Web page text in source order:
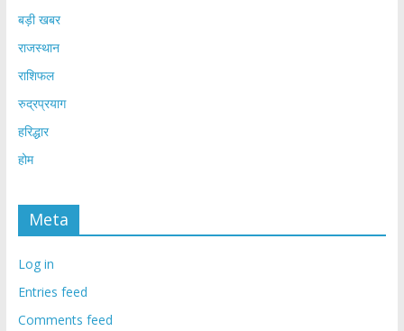
बड़ी खबर
राजस्थान
राशिफल
रुद्रप्रयाग
हरिद्धार
होम
Meta
Log in
Entries feed
Comments feed